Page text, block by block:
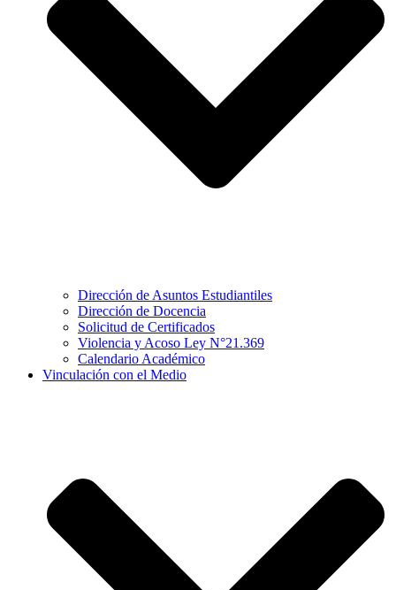
Dirección de Asuntos Estudiantiles
Dirección de Docencia
Solicitud de Certificados
Violencia y Acoso Ley N°21.369
Calendario Académico
Vinculación con el Medio